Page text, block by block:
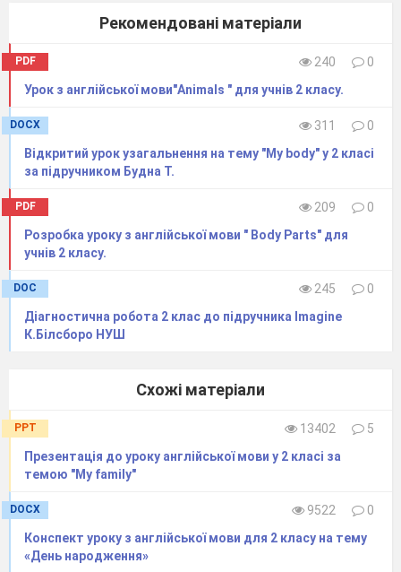
VI. Практика говоріння (5 хв)
Робота в парах:
Зразок:
— What time is it?
— It is five o’clock.
— Where are you?
VII. Kahoot (5 хв)
https://create.kahoot.it/share/in-my-classroom-
grade-2-lesson-3/5b518b72-c1ef-4631-90be-
VIII. Підсумок уроку (3 хв)
Рефлексія:
-What new letters do you know?
-Do you like your classroom?
IX. Завершення уроку (2 хв)
Рекомендовані матеріали
PDF 240
0
Урок з англійської мови"Animals " для учнів 2 класу.
DOCX 311
0
Відкритий урок узагальнення на тему "My body" у 2 класі
за підручником Будна Т.
PDF 209
0
Розробка уроку з англійської мови " Body Parts" для
учнів 2 класу.
DOC 245
0
Діагностична робота 2 клас до підручника Imagine
К.Білсборо НУШ
Схожі матеріали
PPT 13402
5
Презентація до уроку англійської мови у 2 класі за
темою "My family"
DOCX 9522
0
Конспект уроку з англійської мови для 2 класу на тему
«День народження»